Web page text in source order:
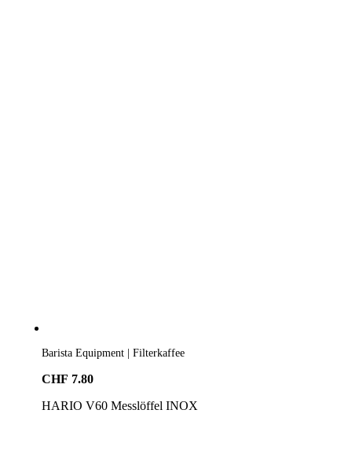
Barista Equipment | Filterkaffee
CHF 7.80
HARIO V60 Messlöffel INOX